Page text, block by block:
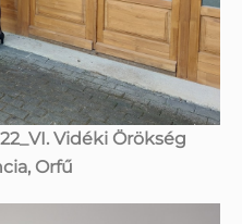
Vidéki Örökség
Orfű